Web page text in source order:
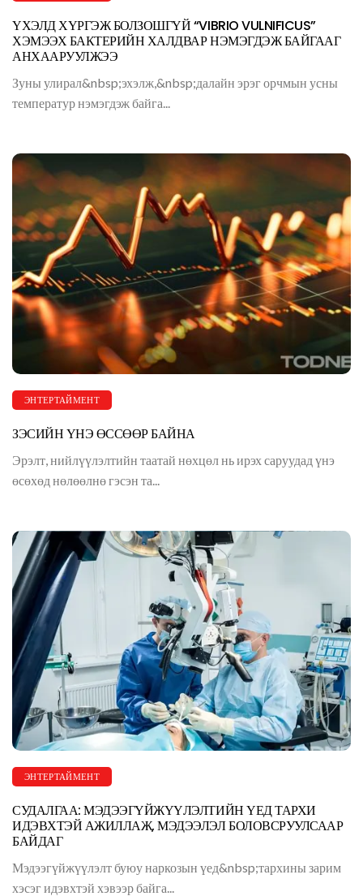
ҮХЭЛД ХҮРГЭЖ БОЛЗОШГҮЙ “VIBRIO VULNIFICUS”
ХЭМЭЭХ БАКТЕРИЙН ХАЛДВАР НЭМЭГДЭЖ БАЙГААГ
АНХААРУУЛЖЭЭ
Зуны улирал&nbsp;эхэлж,&nbsp;далайн эрэг орчмын усны
температур нэмэгдэж байга...
ЭНТЕРТАЙМЕНТ
ЗЭСИЙН ҮНЭ ӨССӨӨР БАЙНА
Эрэлт, нийлүүлэлтийн таатай нөхцөл нь ирэх саруудад үнэ
өсөхөд нөлөөлнө гэсэн та...
ЭНТЕРТАЙМЕНТ
СУДАЛГАА: МЭДЭЭГҮЙЖҮҮЛЭЛТИЙН ҮЕД ТАРХИ
ИДЭВХТЭЙ АЖИЛЛАЖ, МЭДЭЭЛЭЛ БОЛОВСРУУЛСААР
БАЙДАГ
Мэдээгүйжүүлэлт буюу наркозын үед&nbsp;тархины зарим
хэсэг идэвхтэй хэвээр байга...